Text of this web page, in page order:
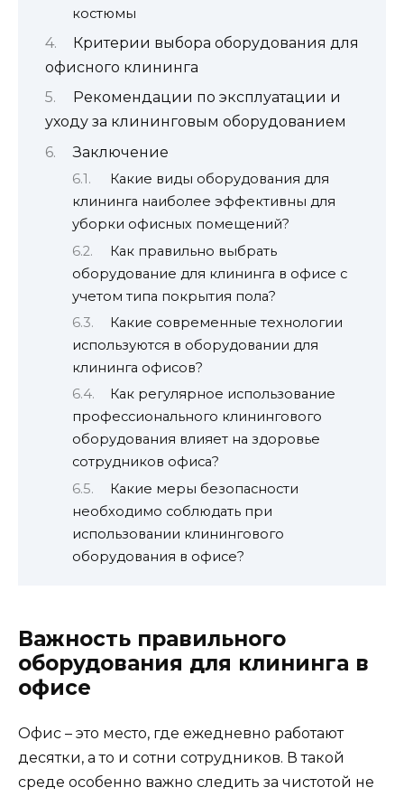
костюмы
Критерии выбора оборудования для
офисного клининга
Рекомендации по эксплуатации и
уходу за клининговым оборудованием
Заключение
Какие виды оборудования для
клининга наиболее эффективны для
уборки офисных помещений?
Как правильно выбрать
оборудование для клининга в офисе с
учетом типа покрытия пола?
Какие современные технологии
используются в оборудовании для
клининга офисов?
Как регулярное использование
профессионального клинингового
оборудования влияет на здоровье
сотрудников офиса?
Какие меры безопасности
необходимо соблюдать при
использовании клинингового
оборудования в офисе?
Важность правильного
оборудования для клининга в
офисе
Офис – это место, где ежедневно работают
десятки, а то и сотни сотрудников. В такой
среде особенно важно следить за чистотой не